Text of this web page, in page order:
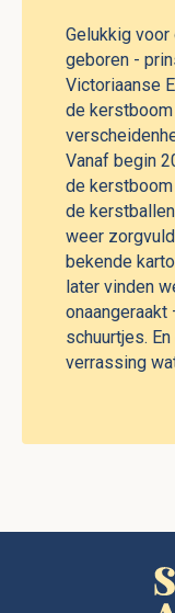
Gelukkig
geboren -
Victoriaanse
de
Vanaf begin
de
de
weer
bekende
later vinden
schuurtjes.
verrassing